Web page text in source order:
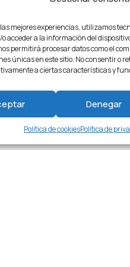
mejores experiencias, utilizamos
acceder a la información del
permitirá procesar datos como el
únicas en este sitio. No consentir o
a ciertas características y
Denegar
Política de cookiesPolítica de